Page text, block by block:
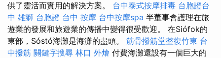
供了靈活而實用的解決方案。 台中泰式按摩排毒 台胞證台
中 雄獅 台胞證 台中 按摩 台中按摩spa 半董事會護理在旅
遊業的發展和旅遊業的傳播中變得很受歡迎。 在Siófok的
東部，Sóstó海灘是海灘的盡頭。 筋骨撥筋堂整復竹東 台
中撥筋 關鍵字搜尋 林口 外燴 付費海灘還設有一個巨大的